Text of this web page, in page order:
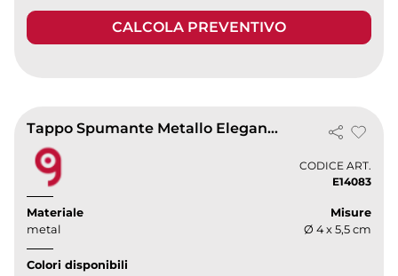
CALCOLA PREVENTIVO
Tappo Spumante Metallo Elegante
CODICE ART.
E14083
Materiale
metal
Misure
Ø 4 x 5,5 cm
Colori disponibili